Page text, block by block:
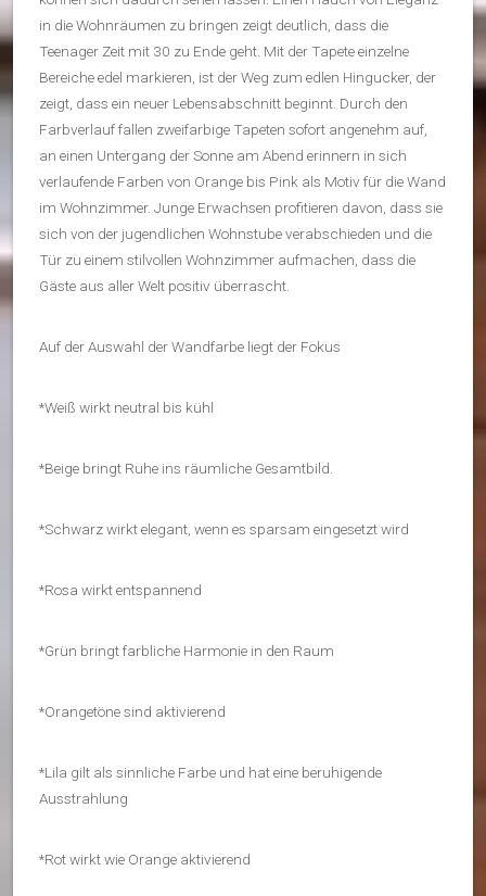
in die Wohnräumen zu bringen zeigt deutlich, dass die
Teenager Zeit mit 30 zu Ende geht. Mit der Tapete einzelne
Bereiche edel markieren, ist der Weg zum edlen Hingucker, der
zeigt, dass ein neuer Lebensabschnitt beginnt. Durch den
Farbverlauf fallen zweifarbige Tapeten sofort angenehm auf,
an einen Untergang der Sonne am Abend erinnern in sich
verlaufende Farben von Orange bis Pink als Motiv für die Wand
im Wohnzimmer. Junge Erwachsen profitieren davon, dass sie
sich von der jugendlichen Wohnstube verabschieden und die
Tür zu einem stilvollen Wohnzimmer aufmachen, dass die
Gäste aus aller Welt positiv überrascht.
Auf der Auswahl der Wandfarbe liegt der Fokus
*Weiß wirkt neutral bis kühl
*Beige bringt Ruhe ins räumliche Gesamtbild.
*Schwarz wirkt elegant, wenn es sparsam eingesetzt wird
*Rosa wirkt entspannend
*Grün bringt farbliche Harmonie in den Raum
*Orangetöne sind aktivierend
*Lila gilt als sinnliche Farbe und hat eine beruhigende
Ausstrahlung
*Rot wirkt wie Orange aktivierend